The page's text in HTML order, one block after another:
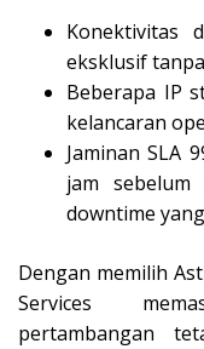
Konektivitas
eksklusif
Beberapa IP
kelancaran
Jaminan SLA
jam sebelum
downtime
Dengan memilih
Services
pertambangan